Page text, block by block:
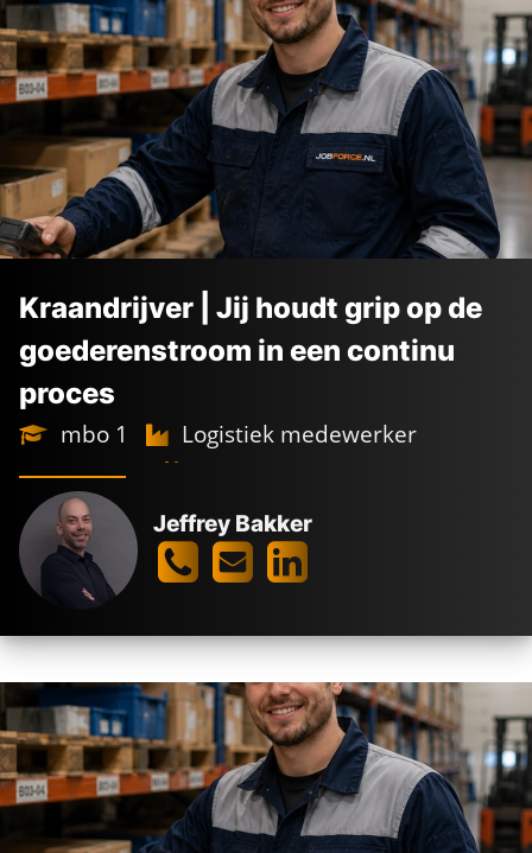
Kraandrijver | Jij houdt grip op de
goederenstroom in een continu
proces
mbo 1
Logistiek medewerker
Full time
Beverwijk
3.600 - € 4.800
Jeffrey Bakker